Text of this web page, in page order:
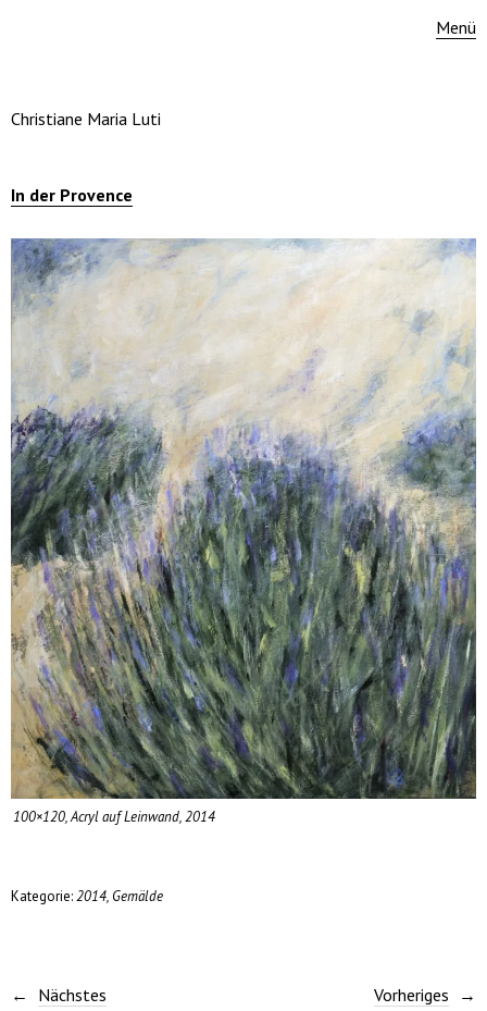
Menü
Christiane Maria Luti
In der Provence
100×120, Acryl auf Leinwand, 2014
Kategorie:2014, Gemälde
Nächstes Vorheriges